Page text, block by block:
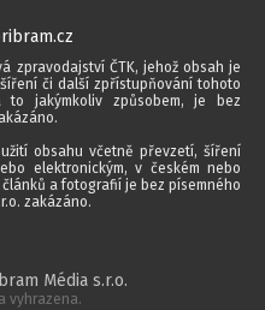
zpravodajství ČTK, jehož obsah je
či další zpřístupňování tohoto
jakýmkoliv způsobem, je bez
obsahu včetně převzetí, šíření
elektronickým, v českém nebo
a fotografií je bez písemného
zakázáno.
Média s.r.o.
vyhrazena.